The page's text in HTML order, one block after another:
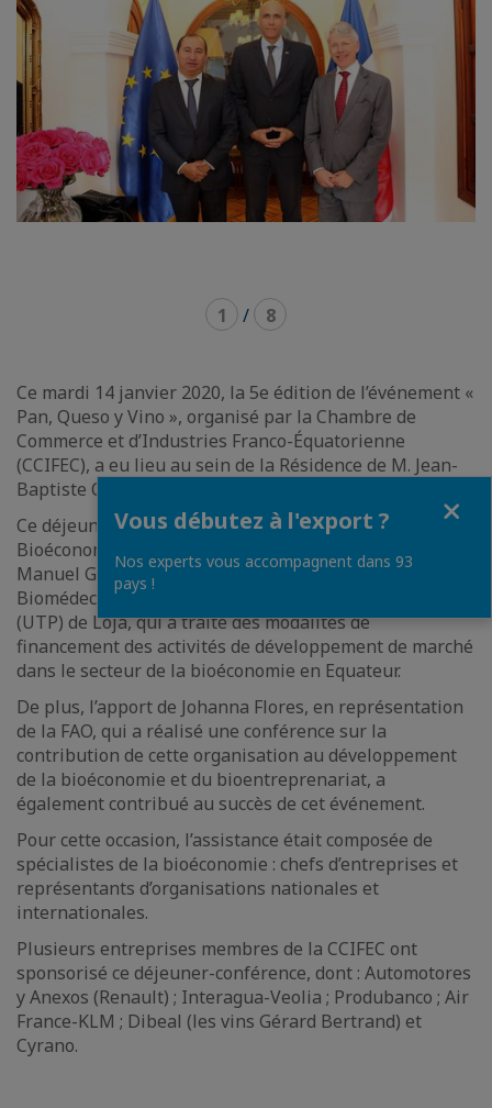
1 / 8
Ce mardi 14 janvier 2020, la 5e édition de l’événement «
Pan, Queso y Vino », organisé par la Chambre de
Commerce et d’Industries Franco-Équatorienne
(CCIFEC), a eu lieu au sein de la Résidence de M. Jean-
Baptiste Chauvin, Ambassadeur de France.
Ce déjeuner-conférence axé sur le thème de la «
Bioéconomie » a été enrichi par la présentation de Juan
Manuel Garcia, Directeur de la Faculté de Biologie et
Biomédecine de l’Université Technique Particulière
(UTP) de Loja, qui a traité des modalités de
financement des activités de développement de marché
dans le secteur de la bioéconomie en Equateur.
De plus, l’apport de Johanna Flores, en représentation
de la FAO, qui a réalisé une conférence sur la
contribution de cette organisation au développement
de la bioéconomie et du bioentreprenariat, a
également contribué au succès de cet événement.
Pour cette occasion, l’assistance était composée de
spécialistes de la bioéconomie : chefs d’entreprises et
représentants d’organisations nationales et
internationales.
Plusieurs entreprises membres de la CCIFEC ont
sponsorisé ce déjeuner-conférence, dont : Automotores
y Anexos (Renault) ; Interagua-Veolia ; Produbanco ; Air
France-KLM ; Dibeal (les vins Gérard Bertrand) et
Cyrano.
Vous débutez à l'export ?
Nos experts vous accompagnent dans 93
pays !